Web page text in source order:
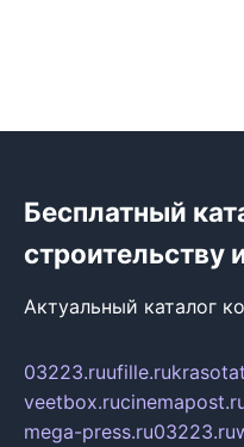
Бесплатный
строительству
Актуальный каталог
03223.ruufille.ru
veetbox.ru
mega-press.ru03223.ru